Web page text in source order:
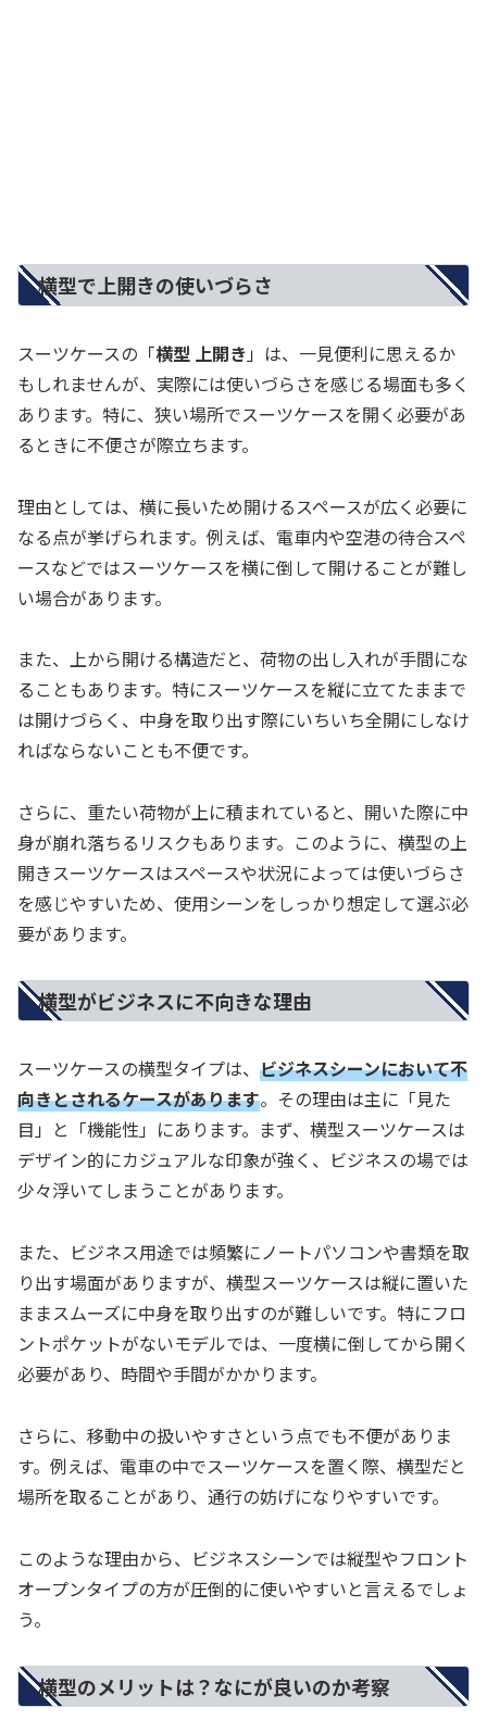
横型で上開きの使いづらさ
スーツケースの「横型 上開き 」は、一見便利に思えるか
もしれませんが、実際には使いづらさを感じる場面も多く
あります。特に、狭い場所でスーツケースを開く必要があ
るときに不便さが際立ちます。
理由としては、横に長いため開けるスペースが広く必要に
なる点が挙げられます。例えば、電車内や空港の待合スペ
ースなどではスーツケースを横に倒して開けることが難し
い場合があります。
また、上から開ける構造だと、荷物の出し入れが手間にな
ることもあります。特にスーツケースを縦に立てたままで
は開けづらく、中身を取り出す際にいちいち全開にしなけ
ればならないことも不便です。
さらに、重たい荷物が上に積まれていると、開いた際に中
身が崩れ落ちるリスクもあります。このように、横型の上
開きスーツケースはスペースや状況によっては使いづらさ
を感じやすいため、使用シーンをしっかり想定して選ぶ必
要があります。
横型がビジネスに不向きな理由
スーツケースの横型タイプは、 ビジネスシーンにおいて不
向きとされるケースがあります。その理由は主に「見た
目」と「機能性」にあります。まず、横型スーツケースは
デザイン的にカジュアルな印象が強く、ビジネスの場では
少々浮いてしまうことがあります。
また、ビジネス用途では頻繁にノートパソコンや書類を取
り出す場面がありますが、横型スーツケースは縦に置いた
ままスムーズに中身を取り出すのが難しいです。特にフロ
ントポケットがないモデルでは、一度横に倒してから開く
必要があり、時間や手間がかかります。
さらに、移動中の扱いやすさという点でも不便がありま
す。例えば、電車の中でスーツケースを置く際、横型だと
場所を取ることがあり、通行の妨げになりやすいです。
このような理由から、ビジネスシーンでは縦型やフロント
オープンタイプの方が圧倒的に使いやすいと言えるでしょ
う。
横型のメリットは？なにが良いのか考察